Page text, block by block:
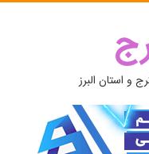
و استان البرز